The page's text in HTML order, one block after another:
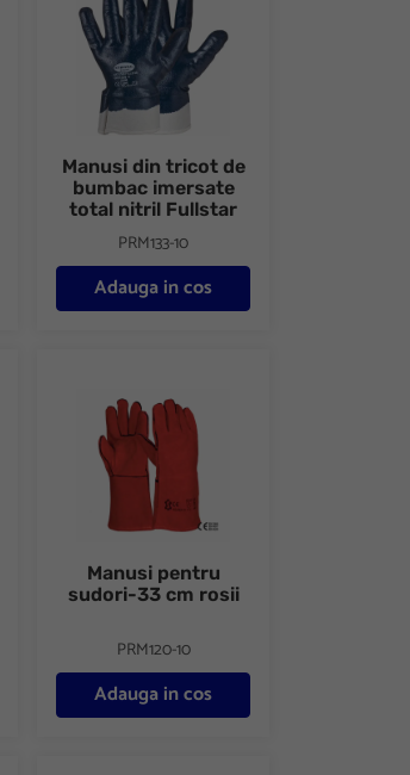
Manusi din tricot de
bumbac imersate
total nitril Fullstar
PRM133-10
Adauga in cos
Manusi pentru
sudori-33 cm rosii
PRM120-10
Adauga in cos